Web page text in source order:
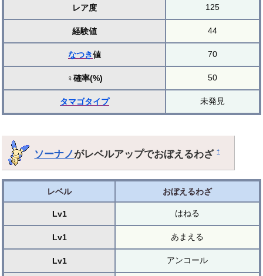
レア度 125
経験値 44
なつき値 70
♀確率(%) 50
タマゴタイプ 未発見
ソーナノがレベルアップでおぼえるわざ†
レベル おぼえるわざ
Lv1 はねる
Lv1 あまえる
Lv1 アンコール